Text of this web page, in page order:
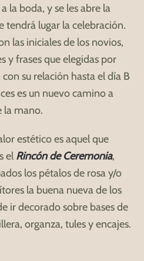
la boda, y se les abre la
tendrá lugar la celebración.
las iniciales de los novios,
y frases que elegidas por
su relación hasta el día B
es un nuevo camino a
la mano.
estético es aquel que
el Rincón de Ceremonia,
los pétalos de rosa y/o
la buena nueva de los
ir decorado sobre bases de
organza, tules y encajes.